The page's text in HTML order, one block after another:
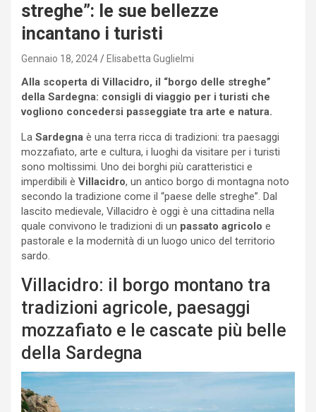
streghe”: le sue bellezze
incantano i turisti
Gennaio 18, 2024 Elisabetta Guglielmi
Alla scoperta di Villacidro, il “borgo delle streghe”
della Sardegna: consigli di viaggio per i turisti che
vogliono concedersi passeggiate tra arte e natura.
La Sardegna è una terra ricca di tradizioni: tra paesaggi
mozzafiato, arte e cultura, i luoghi da visitare per i turisti
sono moltissimi. Uno dei borghi più caratteristici e
imperdibili è Villacidro, un antico borgo di montagna noto
secondo la tradizione come il “paese delle streghe”. Dal
lascito medievale, Villacidro è oggi è una cittadina nella
quale convivono le tradizioni di un passato agricolo e
pastorale e la modernità di un luogo unico del territorio
sardo.
Villacidro: il borgo montano tra
tradizioni agricole, paesaggi
mozzafiato e le cascate più belle
della Sardegna